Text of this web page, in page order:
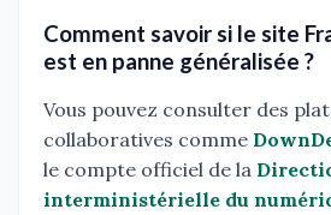
Comment savoir si le site
est en panne généralisée ?
Vous pouvez consulter des
collaboratives comme
le compte officiel de la
interministérielle du